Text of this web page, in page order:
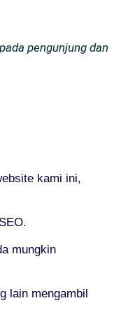
pengunjung dan
kami ini,
mungkin
lain mengambil